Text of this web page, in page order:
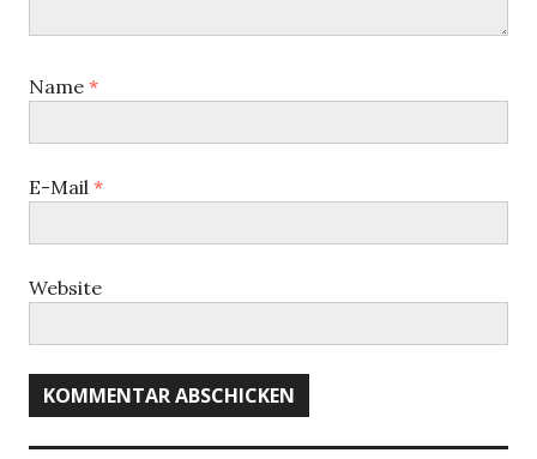
Name *
E-Mail *
Website